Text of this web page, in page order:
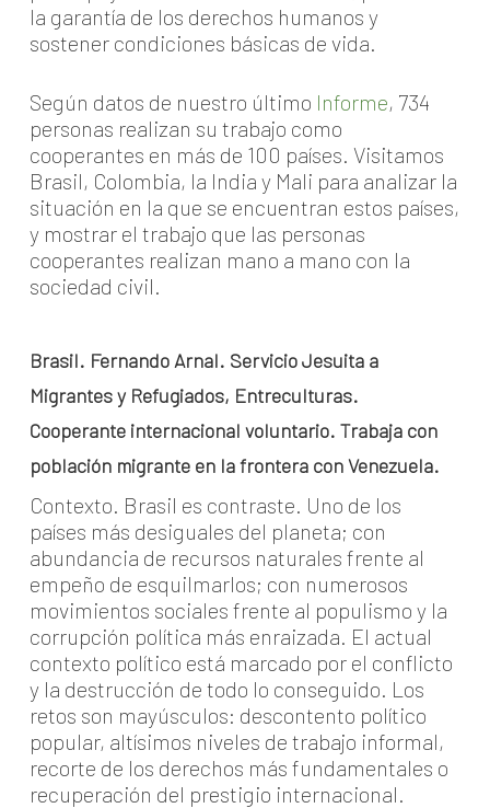
la garantía de los derechos humanos y
sostener condiciones básicas de vida.
Según datos de nuestro último Informe, 734
personas realizan su trabajo como
cooperantes en más de 100 países. Visitamos
Brasil, Colombia, la India y Mali para analizar la
situación en la que se encuentran estos países,
y mostrar el trabajo que las personas
cooperantes realizan mano a mano con la
sociedad civil.
Brasil. Fernando Arnal. Servicio Jesuita a
Migrantes y Refugiados, Entreculturas.
Cooperante internacional voluntario. Trabaja con
población migrante en la frontera con Venezuela.
Contexto. Brasil es contraste. Uno de los
países más desiguales del planeta; con
abundancia de recursos naturales frente al
empeño de esquilmarlos; con numerosos
movimientos sociales frente al populismo y la
corrupción política más enraizada. El actual
contexto político está marcado por el conflicto
y la destrucción de todo lo conseguido. Los
retos son mayúsculos: descontento político
popular, altísimos niveles de trabajo informal,
recorte de los derechos más fundamentales o
recuperación del prestigio internacional.